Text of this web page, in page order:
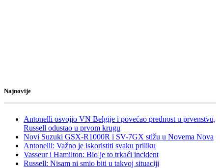
Najnovije
Antonelli osvojio VN Belgije i povećao prednost u prvenstvu,
Russell odustao u prvom krugu
Novi Suzuki GSX-R1000R i SV-7GX stižu u Novema Nova
Antonelli: Važno je iskoristiti svaku priliku
Vasseur i Hamilton: Bio je to trkaći incident
Russell: Nisam ni smio biti u takvoj situaciji